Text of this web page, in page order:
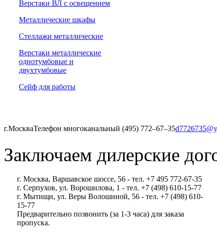
Верстаки ВЛ с освещением
Металлические шкафы
Стеллажи металлические
Верстаки металлические
однотумбовые и
двухтумбовые
Сейф для работы
г.МоскваТелефон многоканальный (495) 772‒67‒35
Заключаем дилерские
г. Москва, Варшавское шоссе, 56 - тел. +7 495 772-67-35
г. Серпухов, ул. Ворошилова, 1 - тел. +7 (498) 610-15-77
г. Мытищи, ул. Веры Волошиной, 56 - тел. +7 (498) 610-
15-77
Предварительно позвонить (за 1-3 часа) для заказа
пропуска.